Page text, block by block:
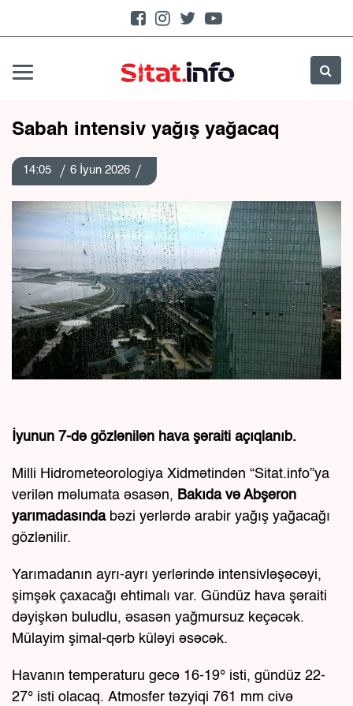
Sabah intensiv yağış yağacaq
14:05 6 İyun 2026
İyunun 7-də gözlənilən hava şəraiti açıqlanıb.
Milli Hidrometeorologiya Xidmətindən “Sitat.info”ya
verilən məlumata əsasən, Bakıda və Abşeron
yarımadasındabəzi yerlərdə arabir yağış yağacağı
gözlənilir.
Yarımadanın ayrı-ayrı yerlərində intensivləşəcəyi,
şimşək çaxacağı ehtimalı var. Gündüz hava şəraiti
dəyişkən buludlu, əsasən yağmursuz keçəcək.
Mülayim şimal-qərb küləyi əsəcək.
Havanın temperaturu gecə 16-19° isti, gündüz 22-
27° isti olacaq. Atmosfer təzyiqi 761 mm civə